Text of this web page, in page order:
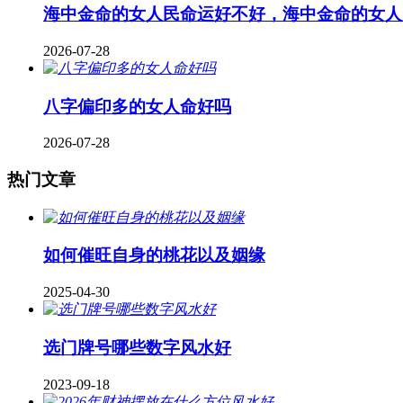
海中金命的女人民命运好不好，海中金命的女
2026-07-28
八字偏印多的女人命好吗
2026-07-28
热门文章
如何催旺自身的桃花以及姻缘
2025-04-30
​选门牌号哪些数字风水好
2023-09-18